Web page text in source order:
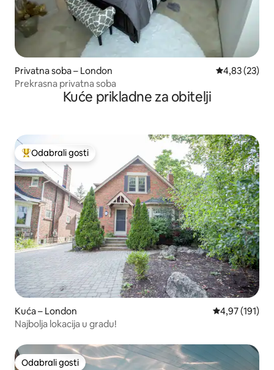
Privatna soba – London Prosječna
4,83 (23)
Prekrasna privatna soba
Kuće prikladne za obitelji
Među najviše rangiranima s oznakom „Odabrali gosti”
Odabrali gosti
Kuća – London Prosječna
4,97 (191)
Najbolja lokacija u gradu!
Odabrali gosti
Odabrali gosti